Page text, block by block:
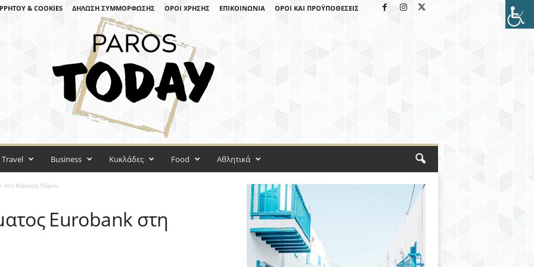
& COOKIES ΔΉΛΩΣΗ ΣΥΜΜΌΡΦΩΣΗΣ ΌΡΟΙ ΧΡΉΣΗΣ ΕΠΙΚΟΙΝΩΝΊΑ ΌΡΟΙ ΚΑΙ ΠΡΟΫΠΟΘΈΣΕΙΣ
Travel Business Κυκλάδες Food Αθλητικά
στη Νάουσα Πάρου
Eurobank στη